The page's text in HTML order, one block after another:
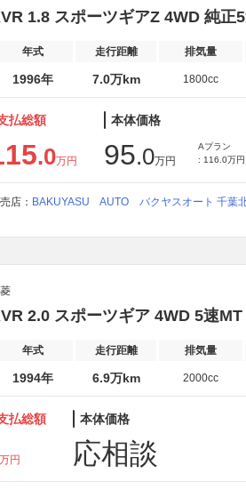
1.8 スポーツギアZ 4WD 純
年式 走行距離 排気量
1996年 7.0万km 1800cc
払総額
.0万円
本体価格
95.0万円
Aプラン
: 116.0万円
店： BAKUYASU AUTO バクヤスオート 千葉
2.0 スポーツギア 4WD 5速
年式 走行距離 排気量
1994年 6.9万km 2000cc
払総額
万円
本体価格
応相談